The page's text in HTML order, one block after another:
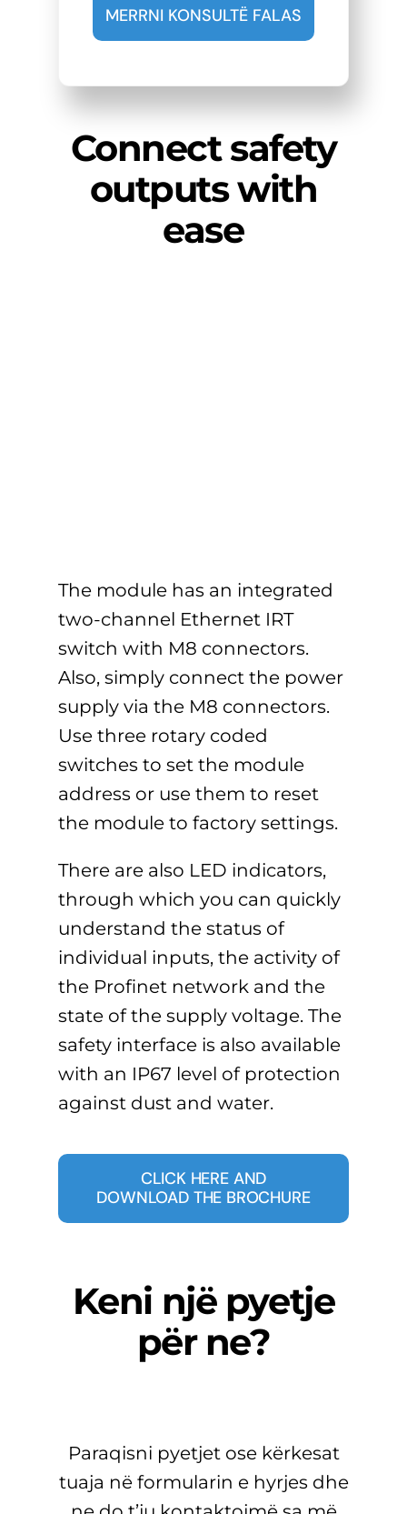
MERRNI KONSULTË FALAS
Connect safety
outputs with
ease
The module has an integrated
two-channel Ethernet IRT
switch with M8 connectors.
Also, simply connect the power
supply via the M8 connectors.
Use three rotary coded
switches to set the module
address or use them to reset
the module to factory settings.
There are also LED indicators,
through which you can quickly
understand the status of
individual inputs, the activity of
the Profinet network and the
state of the supply voltage. The
safety interface is also available
with an IP67 level of protection
against dust and water.
CLICK HERE AND
DOWNLOAD THE BROCHURE
Keni një pyetje
për ne?
Paraqisni pyetjet ose kërkesat
tuaja në formularin e hyrjes dhe